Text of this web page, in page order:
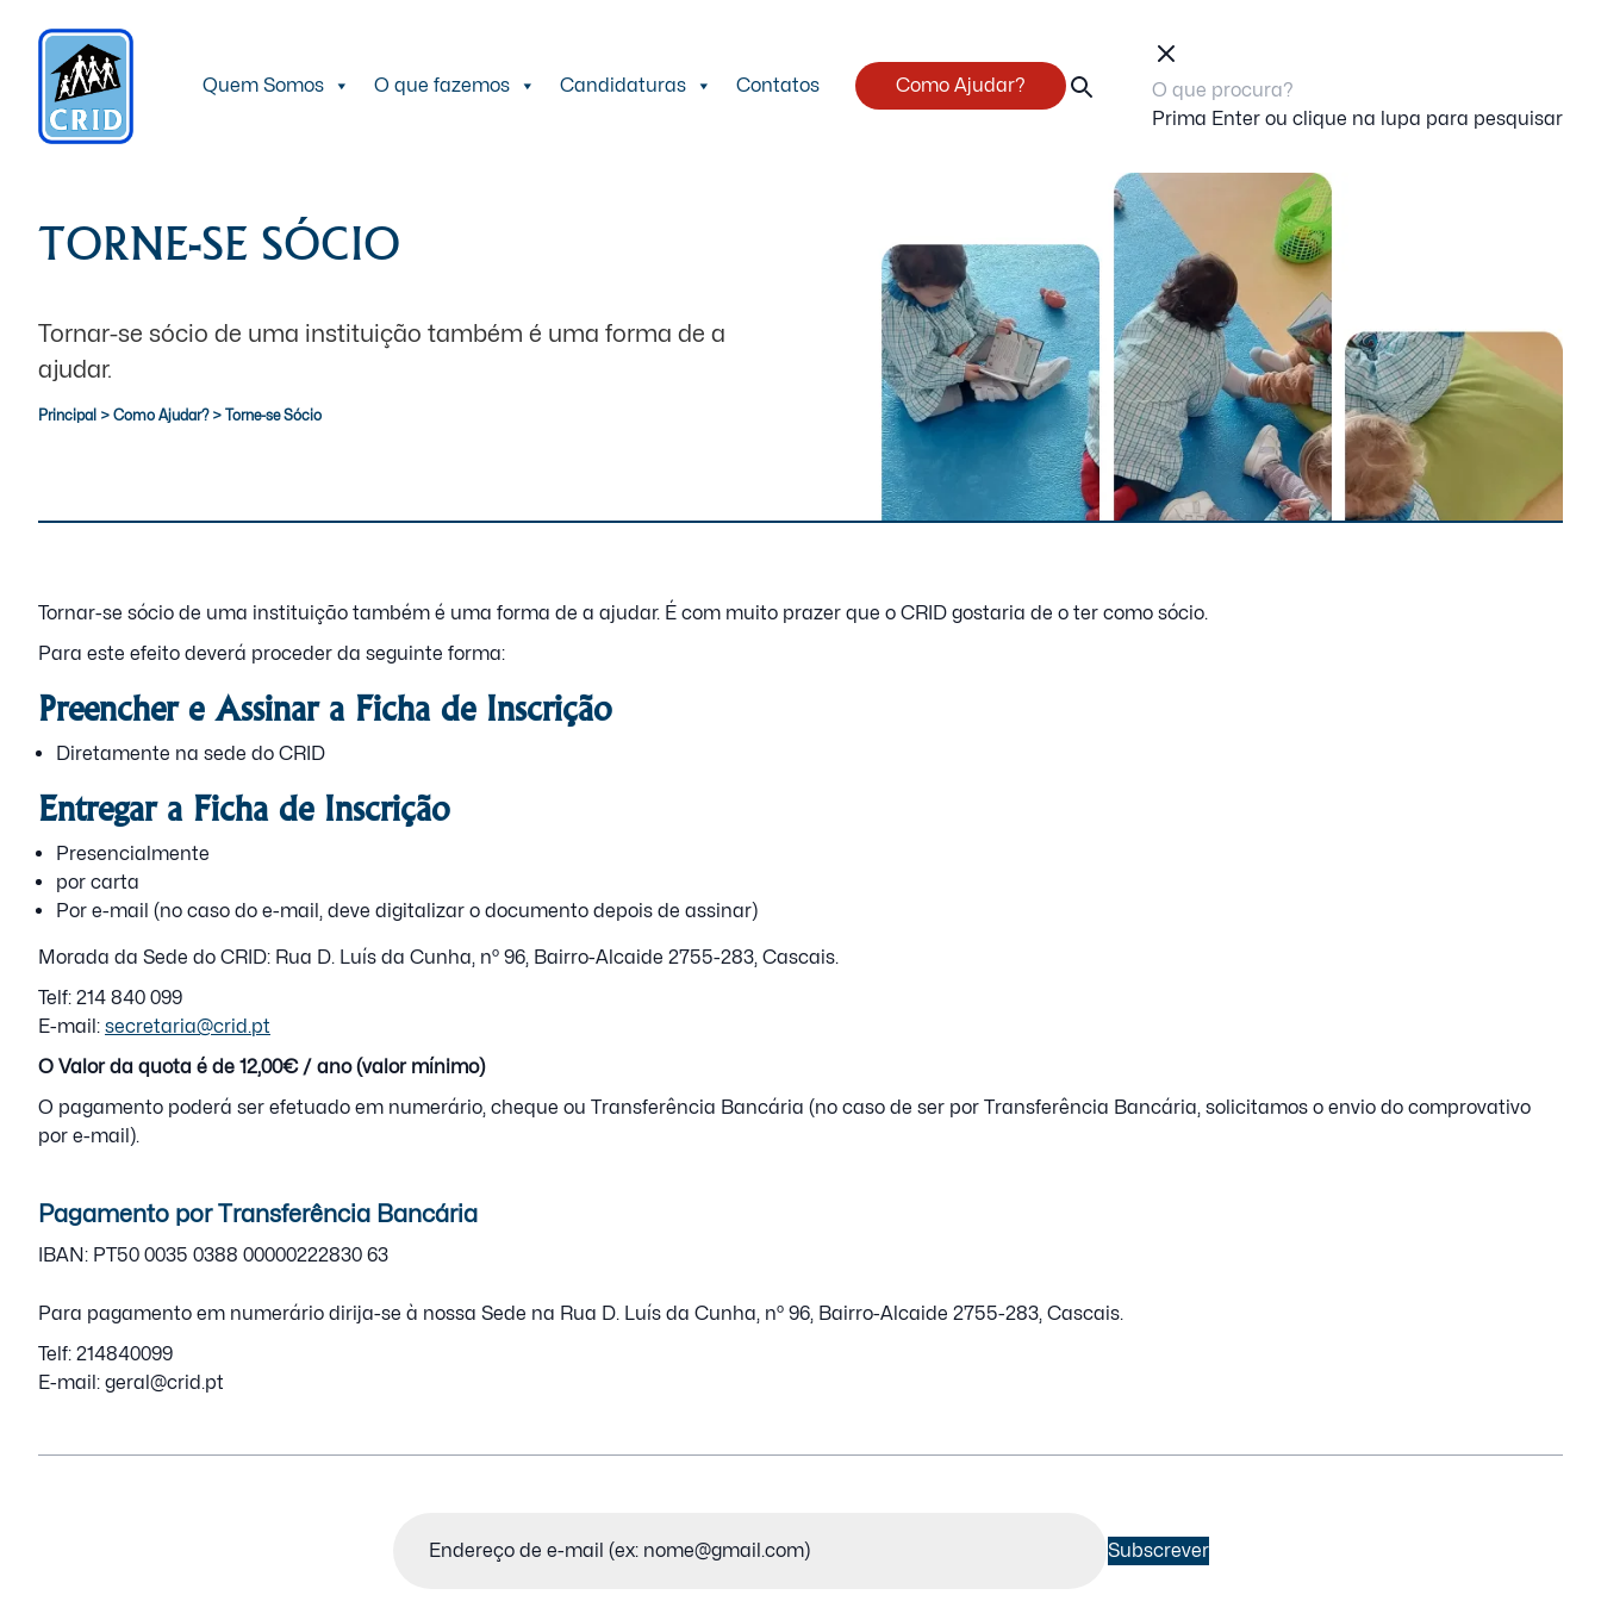
Quem Somos O que fazemos Candidaturas Contatos
Como Ajudar?
Prima Enter ou clique na lupa para pesquisar
TORNE-SE SÓCIO
Tornar-se sócio de uma instituição também é uma forma de a
ajudar.
Principal > Como Ajudar?> Torne-se Sócio
Tornar-se sócio de uma instituição também é uma forma de a ajudar. É com muito prazer que o CRID gostaria de o ter como sócio.
Para este efeito deverá proceder da seguinte forma:
Preencher e Assinar a Ficha de Inscrição
Diretamente na sede do CRID
Entregar a Ficha de Inscrição
Presencialmente
por carta
Por e-mail (no caso do e-mail, deve digitalizar o documento depois de assinar)
Morada da Sede do CRID: Rua D. Luís da Cunha, nº 96, Bairro-Alcaide 2755-283, Cascais.
Telf: 214 840 099
E-mail: secretaria@crid.pt
O Valor da quota é de 12,00€ / ano (valor mínimo)
O pagamento poderá ser efetuado em numerário, cheque ou Transferência Bancária (no caso de ser por Transferência Bancária, solicitamos o envio do comprovativo
por e-mail).
Pagamento por Transferência Bancária
IBAN: PT50 0035 0388 00000222830 63
Para pagamento em numerário dirija-se à nossa Sede na Rua D. Luís da Cunha, nº 96, Bairro-Alcaide 2755-283, Cascais.
Telf: 214840099
E-mail: geral@crid.pt
Subscrever